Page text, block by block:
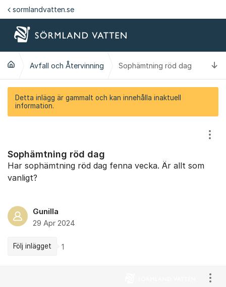
Hoppa till innehåll
sormlandvatten.se
Avfall och Återvinning Sophämtning röd dag
Detta inlägg är gammalt och kan innehålla inaktuell
information.
Sophämtning röd dag
Har sophämtning röd dag fenna vecka. Är allt som
vanligt?
Gunilla
29 Apr 2024
Följ inlägget 1